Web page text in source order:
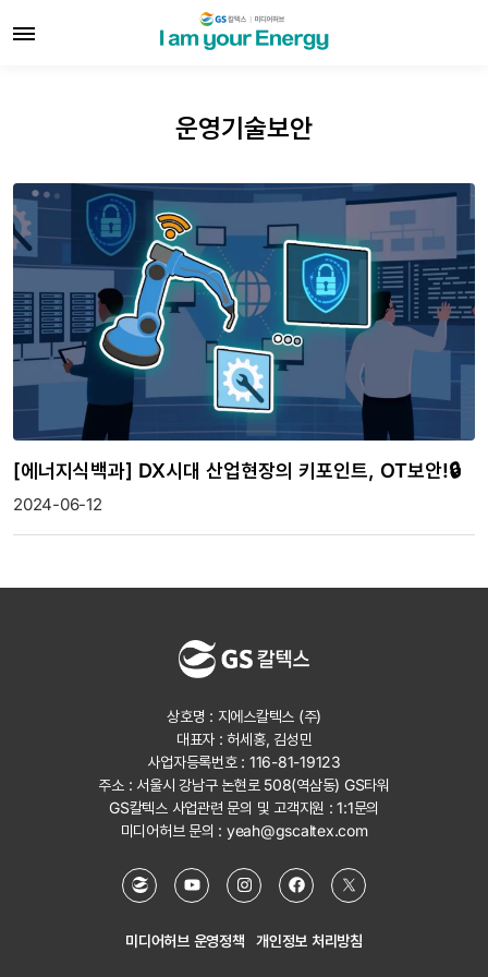
운영기술보안
[에너지식백과] DX시대 산업현장의 키포인트, OT보안!🔒
2024-06-12
상호명 : 지에스칼텍스 (주)
대표자 : 허세홍, 김성민
사업자등록번호 : 116-81-19123
주소 : 서울시 강남구 논현로 508(역삼동) GS타워
GS칼텍스 사업관련 문의 및 고객지원 :1:1문의
미디어허브 문의 : yeah@gscaltex.com
미디어허브 운영정책 개인정보 처리방침